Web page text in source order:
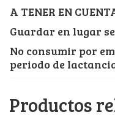
A TENER EN
Guardar en lugar
No consumir por
periodo de
Productos